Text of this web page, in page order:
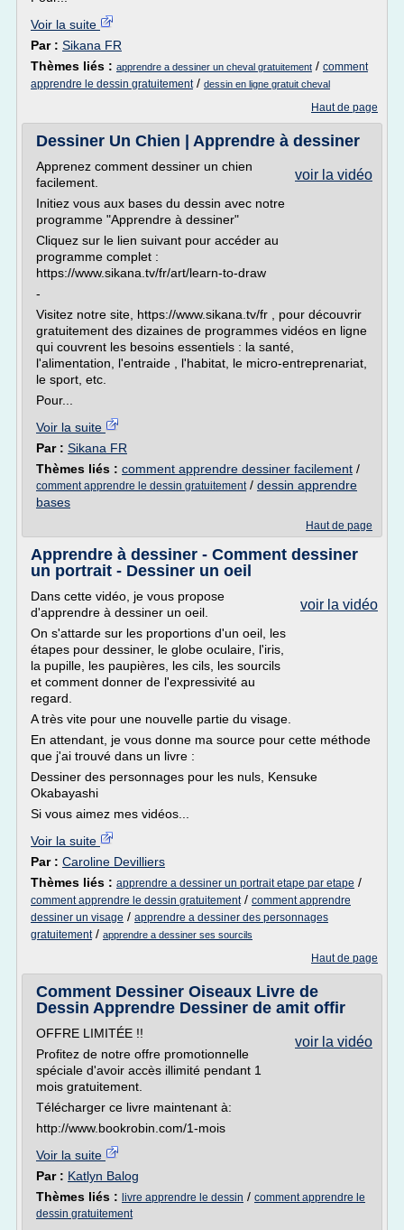
Voir la suite
Par : Sikana FR
Thèmes liés : apprendre a dessiner un cheval gratuitement / comment
apprendre le dessin gratuitement/ dessin en ligne gratuit cheval
Haut de page
Dessiner Un Chien | Apprendre à dessiner
voir la vidéo
Apprenez comment dessiner un chien
facilement.
Initiez vous aux bases du dessin avec notre
programme "Apprendre à dessiner"
Cliquez sur le lien suivant pour accéder au
programme complet :
https://www.sikana.tv/fr/art/learn-to-draw
-
Visitez notre site, https://www.sikana.tv/fr , pour découvrir
gratuitement des dizaines de programmes vidéos en ligne
qui couvrent les besoins essentiels : la santé,
l'alimentation, l'entraide , l'habitat, le micro-entreprenariat,
le sport, etc.
Pour...
Voir la suite
Par : Sikana FR
Thèmes liés : comment apprendre dessiner facilement /
comment apprendre le dessin gratuitement/ dessin apprendre
bases
Haut de page
Apprendre à dessiner - Comment dessiner
un portrait - Dessiner un oeil
voir la vidéo
Dans cette vidéo, je vous propose
d'apprendre à dessiner un oeil.
On s'attarde sur les proportions d'un oeil, les
étapes pour dessiner, le globe oculaire, l'iris,
la pupille, les paupières, les cils, les sourcils
et comment donner de l'expressivité au
regard.
A très vite pour une nouvelle partie du visage.
En attendant, je vous donne ma source pour cette méthode
que j'ai trouvé dans un livre :
Dessiner des personnages pour les nuls, Kensuke
Okabayashi
Si vous aimez mes vidéos...
Voir la suite
Par : Caroline Devilliers
Thèmes liés : apprendre a dessiner un portrait etape par etape /
comment apprendre le dessin gratuitement/ comment apprendre
dessiner un visage / apprendre a dessiner des personnages
gratuitement/ apprendre a dessiner ses sourcils
Haut de page
Comment Dessiner Oiseaux Livre de
Dessin Apprendre Dessiner de amit offir
voir la vidéo
OFFRE LIMITÉE !!
Profitez de notre offre promotionnelle
spéciale d'avoir accès illimité pendant 1
mois gratuitement.
Télécharger ce livre maintenant à:
http://www.bookrobin.com/1-mois
Voir la suite
Par : Katlyn Balog
Thèmes liés : livre apprendre le dessin / comment apprendre le
dessin gratuitement